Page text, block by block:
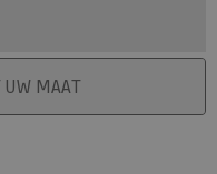
UW MAAT